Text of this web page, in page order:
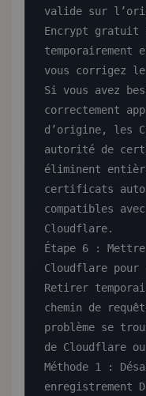
valide sur
Encrypt gratuit
temporairement
vous corrigez
Si vous avez
correctement
d’origine, les
autorité de
éliminent
certificats
compatibles
Cloudflare.
Étape 6 :
Cloudflare
Retirer
chemin de
problème se
de Cloudflare
Méthode 1 :
enregistrement